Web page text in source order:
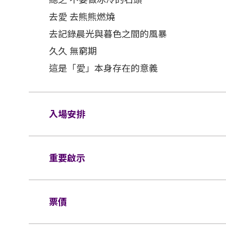
去愛 去熊熊燃燒
去記錄晨光與暮色之間的風暴
久久 無窮期
這是「愛」本身存在的意義
入場安排
所有觀眾進場前，須進行金屬探測器的安檢程
重要啟示
查。38 X 30 X 20 厘米（15 X 12 X 8吋）以
票價